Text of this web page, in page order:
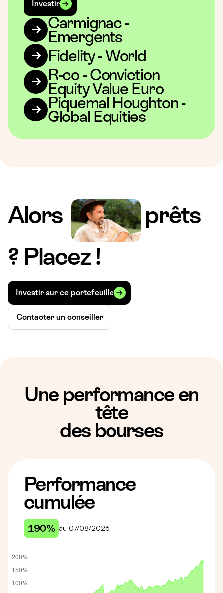
Investir
Carmignac -
Emergents
Fidelity - World
R-co - Conviction
Equity Value Euro
Piquemal Houghton -
Global Equities
Alors
prêts
? Placez !
Investir sur ce portefeuille
Contacter un conseiller
Une performance en
tête
des bourses
Performance
cumulée
190% au 07/08/2026